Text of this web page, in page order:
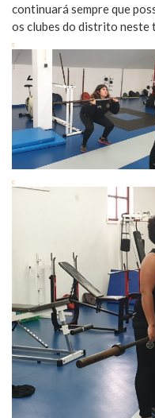
continuará sempre que
os clubes do distrito neste